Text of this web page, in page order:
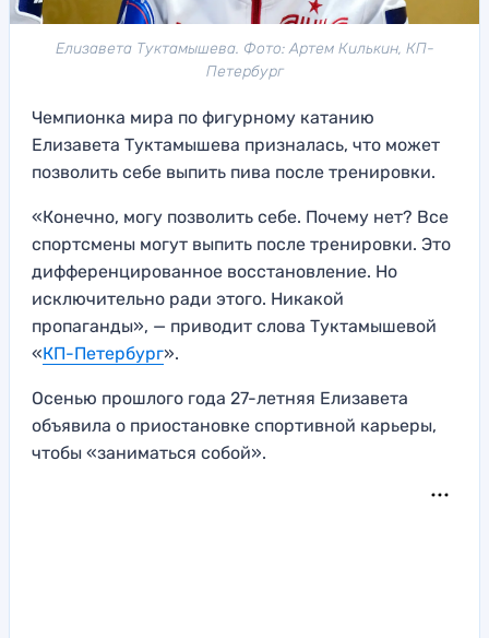
Елизавета Туктамышева. Фото: Артем Килькин, КП-
Петербург
Чемпионка мира по фигурному катанию
Елизавета Туктамышева призналась, что может
позволить себе выпить пива после тренировки.
«Конечно, могу позволить себе. Почему нет? Все
спортсмены могут выпить после тренировки. Это
дифференцированное восстановление. Но
исключительно ради этого. Никакой
пропаганды», — приводит слова Туктамышевой
«КП-Петербург».
Осенью прошлого года 27-летняя Елизавета
объявила о приостановке спортивной карьеры,
чтобы «заниматься собой».